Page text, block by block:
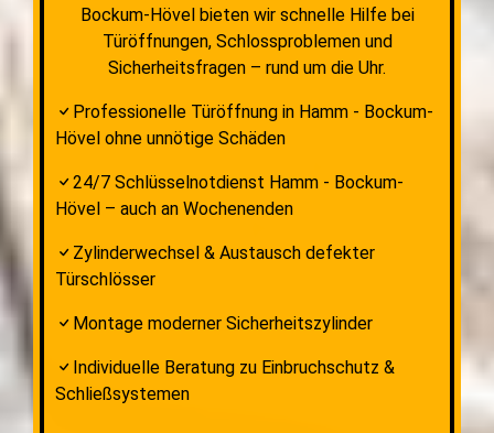
Bockum-Hövel bieten wir schnelle Hilfe bei
Türöffnungen, Schlossproblemen und
Sicherheitsfragen – rund um die Uhr.
Professionelle Türöffnung in Hamm - Bockum-
Hövel ohne unnötige Schäden
24/7 Schlüsselnotdienst Hamm - Bockum-
Hövel – auch an Wochenenden
Zylinderwechsel & Austausch defekter
Türschlösser
Montage moderner Sicherheitszylinder
Individuelle Beratung zu Einbruchschutz &
Schließsystemen